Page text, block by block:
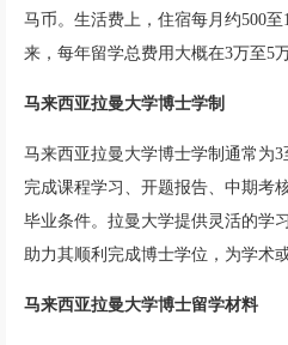
马币。生活费上，住宿每月约500
来，每年留学总费用大概在3万至5
马来西亚拉曼大学博士学制
马来西亚拉曼大学博士学制通常为
完成课程学习、开题报告、中期考
毕业条件。拉曼大学提供灵活的学
助力其顺利完成博士学位，为学术
马来西亚拉曼大学博士留学材料